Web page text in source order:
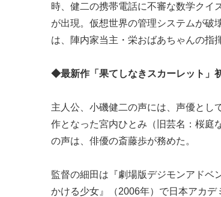
時、健二の携帯電話に不審な数学クイ
が出現。仮想世界の管理システムが破
は、陣内家当主・栄おばあちゃんの指
◆最新作「果てしなきスカーレット」
主人公、小磯健二の声には、声優とし
作となった宮内ひとみ（旧芸名：桜庭
の声は、俳優の斎藤歩が務めた。
監督の細田は『劇場版デジモンアドベ
かける少女』（2006年）で日本アカ